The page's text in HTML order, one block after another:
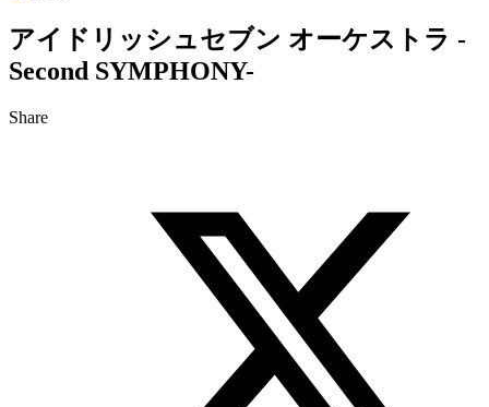
アイ ド リ ッ シュセブン オーケス ト ラ -
Second SYMPHONY-
Share